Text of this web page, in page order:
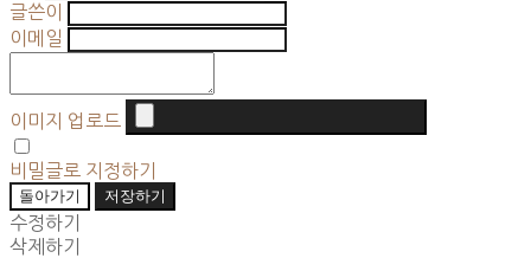
글쓴이
이메일
이미지 업로드
비밀글로 지정하기
돌아가기
저장하기
수정하기
삭제하기